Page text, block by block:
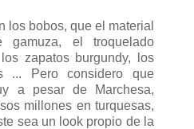
los bobos, que el material
el troquelado
zapatos burgundy, los
... Pero considero que
a pesar de Marchesa,
millones en turquesas,
sea un look propio de la